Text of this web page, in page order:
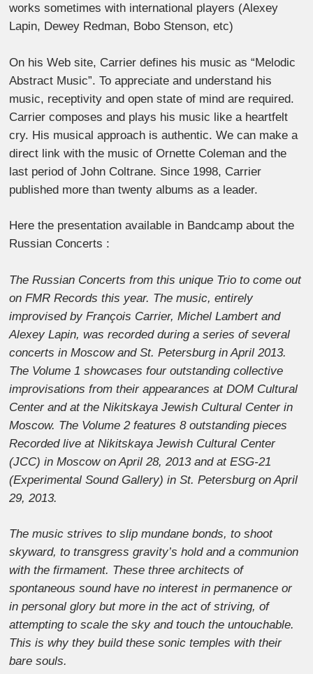
works sometimes with international players (Alexey
Lapin, Dewey Redman, Bobo Stenson, etc)
On his Web site, Carrier defines his music as “Melodic
Abstract Music”. To appreciate and understand his
music, receptivity and open state of mind are required.
Carrier composes and plays his music like a heartfelt
cry. His musical approach is authentic. We can make a
direct link with the music of Ornette Coleman and the
last period of John Coltrane. Since 1998, Carrier
published more than twenty albums as a leader.
Here the presentation available in Bandcamp about the
Russian Concerts :
The Russian Concerts from this unique Trio to come out
on FMR Records this year. The music, entirely
improvised by François Carrier, Michel Lambert and
Alexey Lapin, was recorded during a series of several
concerts in Moscow and St. Petersburg in April 2013.
The Volume 1 showcases four outstanding collective
improvisations from their appearances at DOM Cultural
Center and at the Nikitskaya Jewish Cultural Center in
Moscow. The Volume 2 features 8 outstanding pieces
Recorded live at Nikitskaya Jewish Cultural Center
(JCC) in Moscow on April 28, 2013 and at ESG-21
(Experimental Sound Gallery) in St. Petersburg on April
29, 2013.
The music strives to slip mundane bonds, to shoot
skyward, to transgress gravity’s hold and a communion
with the firmament. These three architects of
spontaneous sound have no interest in permanence or
in personal glory but more in the act of striving, of
attempting to scale the sky and touch the untouchable.
This is why they build these sonic temples with their
bare souls.